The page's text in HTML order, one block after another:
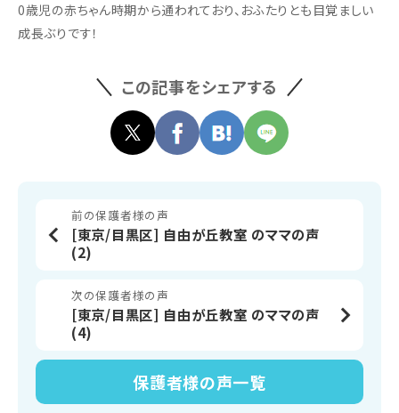
0歳児の赤ちゃん時期から通われており、おふたりとも目覚ましい
成長ぶりです！
この記事をシェアする
前の保護者様の声
[東京/目黒区] 自由が丘教室 のママの声
(2)
保護者様の声一覧
次の保護者様の声
[東京/目黒区] 自由が丘教室 のママの声
(4)